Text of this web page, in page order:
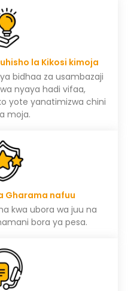
la Kikosi kimoja
bidhaa za usambazaji
nyaya hadi vifaa,
yote yanatimizwa chini
moja.
Gharama nafuu
kwa ubora wa juu na
bora ya pesa.